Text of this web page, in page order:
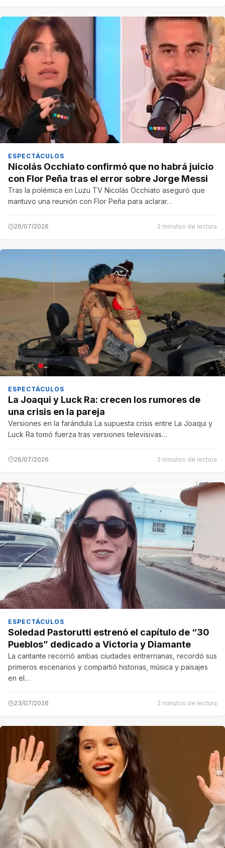
ESPECTÁCULOS
Nicolás Occhiato confirmó que no habrá juicio
con Flor Peña tras el error sobre Jorge Messi
Tras la polémica en Luzu TV Nicolás Occhiato aseguró que
mantuvo una reunión con Flor Peña para aclarar…
26/07/2026 3 minutos de lectura
ESPECTÁCULOS
La Joaqui y Luck Ra: crecen los rumores de
una crisis en la pareja
Versiones en la farándula La supuesta crisis entre La Joaqui y
Luck Ra tomó fuerza tras versiones televisivas…
26/07/2026 3 minutos de lectura
ESPECTÁCULOS
Soledad Pastorutti estrenó el capítulo de “30
Pueblos” dedicado a Victoria y Diamante
La cantante recorrió ambas ciudades entrerrianas, recordó sus
primeros escenarios y compartió historias, música y paisajes
en el…
23/07/2026 2 minutos de lectura